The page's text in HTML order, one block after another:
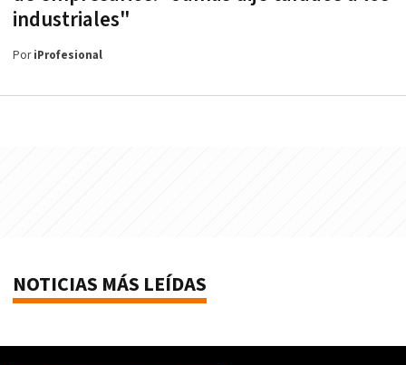
industriales"
PoriProfesional
NOTICIAS MÁS LEÍDAS